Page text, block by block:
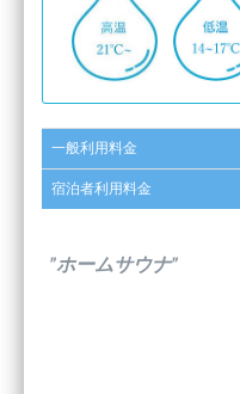
一般利用料金
宿泊者利用料金
”ホームサウナ”